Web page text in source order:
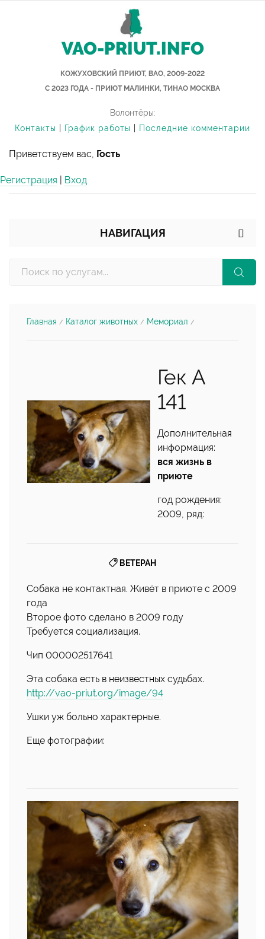
VAO-PRIUT.INFO
КОЖУХОВСКИЙ ПРИЮТ, ВАО, 2009-2022
С 2023 ГОДА - ПРИЮТ МАЛИНКИ, ТИНАО МОСКВА
Волонтёры:
Контакты
График работы Последние комментарии
Приветствуем вас, Гость
Регистрация Вход
НАВИГАЦИЯ
Главная / Каталог животных / Мемориал /
Гек А
141
Дополнительная
информация:
вся жизнь в
приюте
год рождения:
2009, ряд:
ВЕТЕРАН
Собака не контактная. Живёт в приюте с 2009
года
Второе фото сделано в 2009 году
Требуется социализация.
Чип 000002517641
Эта собака есть в неизвестных судьбах.
http://vao-priut.org/image/94
Ушки уж больно характерные.
Еще фотографии: